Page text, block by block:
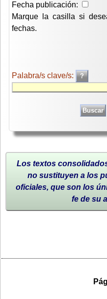
Fecha publicación:
Marque la casilla si
fechas.
Palabra/s clave/s:
Los textos
no sustituyen a los
oficiales, que son los
fe de su